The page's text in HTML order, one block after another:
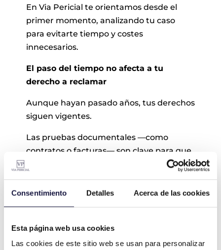
Consentimiento Detalles Acerca de las cookies
Esta página web usa cookies
Las cookies de este sitio web se usan para personalizar
En Via Pericial te orientamos desde el
primer momento, analizando tu caso
para evitarte tiempo y costes
innecesarios.
El paso del tiempo no afecta a tu
derecho a reclamar
Aunque hayan pasado años, tus derechos
siguen vigentes.
Las pruebas documentales —como
contratos o facturas— son clave para que
nuestro equipo de peritos elabore el
informe técnico que acompañará a tu
demanda.